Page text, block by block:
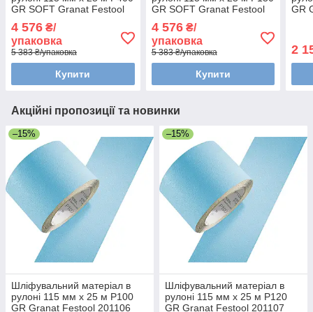
GR SOFT Granat Festool
4 576 ₴/
упаковка
5 383 ₴/упаковка
Купити
GR SOFT Granat Festool
4 576₴/
упаковка
5 383 ₴/упаковка
Купити
GR
2
Акційні пропозиції та новинки
–15%
Шліфувальний матеріал в
рулоні 115 мм x 25 м P100
GR Granat Festool 201106
–15%
Шліфувальний матеріал в
рулоні 115 мм x 25 м P120
GR Granat Festool 201107